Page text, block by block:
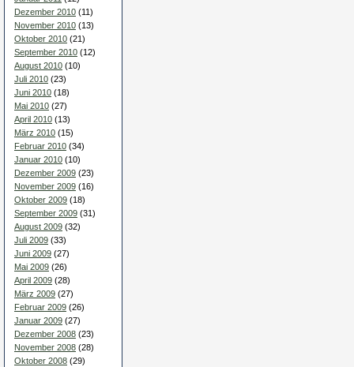
Dezember 2010 (11)
November 2010 (13)
Oktober 2010 (21)
September 2010 (12)
August 2010 (10)
Juli 2010 (23)
Juni 2010 (18)
Mai 2010 (27)
April 2010 (13)
März 2010 (15)
Februar 2010 (34)
Januar 2010 (10)
Dezember 2009 (23)
November 2009 (16)
Oktober 2009 (18)
September 2009 (31)
August 2009 (32)
Juli 2009 (33)
Juni 2009 (27)
Mai 2009 (26)
April 2009 (28)
März 2009 (27)
Februar 2009 (26)
Januar 2009 (27)
Dezember 2008 (23)
November 2008 (28)
Oktober 2008 (29)